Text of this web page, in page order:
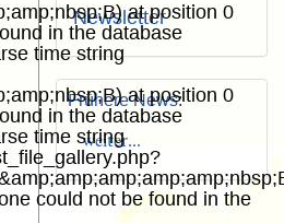
at position 0
in the database
time string
at position 0
in the database
time string
could not be found in the
Newsletter
Frühere News:
weiter...